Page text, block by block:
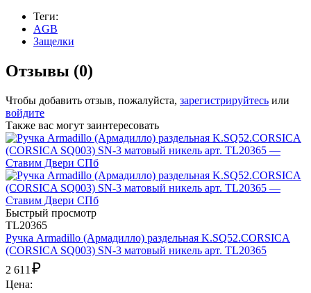
Теги:
AGB
Защелки
Отзывы (0)
Чтобы добавить отзыв, пожалуйста, зарегистрируйтесь или
войдите
Также вас могут заинтересовать
Быстрый просмотр
TL20365
Ручка Armadillo (Армадилло) раздельная K.SQ52.CORSICA
(CORSICA SQ003) SN-3 матовый никель арт. TL20365
2 611₽
Цена: